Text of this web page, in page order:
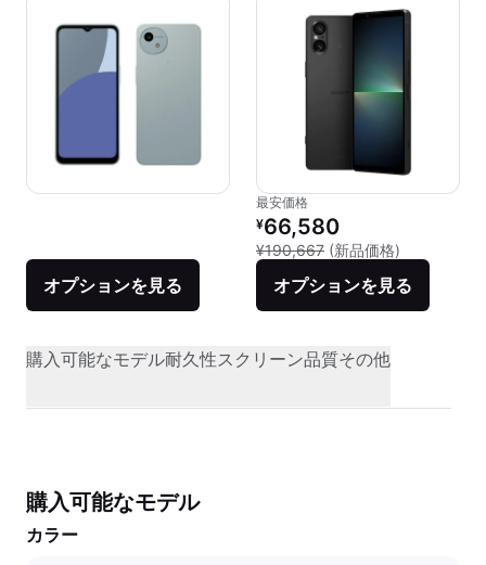
オプションを見る
最安価格
リファービッシュ品の価格：
¥66,580
¥190,667 (新品価格)
オプションを見る
購入可能なモデル耐久性スクリーン品質その他
購入可能なモデル
カラー